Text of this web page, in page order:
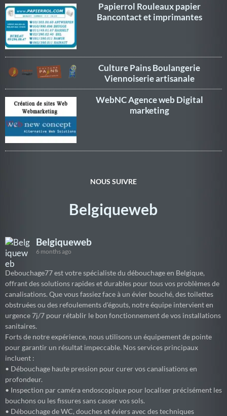
Papierrol Rouleaux papier
Bancontact et imprimantes
Culture Pains Boulangerie
Viennoiserie artisanale
WebNC Agence web Digital
marketing
NOUS SUIVRE
Belgiqueweb
Belgiqueweb
6 months ago
Debouchage77 est votre spécialiste du débouchage en Belgique,
offrant des solutions rapides et durables pour tous vos problèmes de
canalisations. Que vous fassiez face à un évier bouché, des toilettes
obstruées ou des refoulements d'égouts, notre équipe intervient en
urgence 7j/7 pour rétablir le bon fonctionnement de vos installations
sanitaires.
Forts de notre expérience, nous utilisons un équipement de pointe
pour garantir un résultat impeccable. Nos services principaux
incluent :
• Débouchage haute pression pour curer vos canalisations en
profondeur.
• Inspection par caméra endoscopique pour localiser précisément les
bouchons ou les fissures sans casser vos sols.
• Débouchage de WC, douches et éviers avec des techniques